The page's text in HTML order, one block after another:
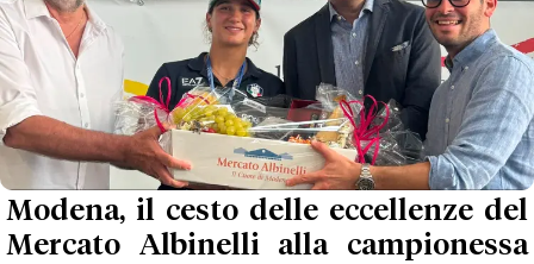
Modena, il cesto delle eccellenze del
Mercato Albinelli alla campionessa